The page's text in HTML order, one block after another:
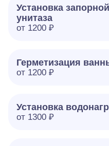
Установка
унитаза
от 1200 ₽
Герметизация
от 1200 ₽
Установка
от 1300 ₽